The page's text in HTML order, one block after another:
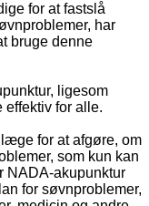
for at fastslå
har
bruge denne
ligesom
for alle.
for at afgøre, om
som kun kan
NADA-akupunktur
for søvnproblemer,